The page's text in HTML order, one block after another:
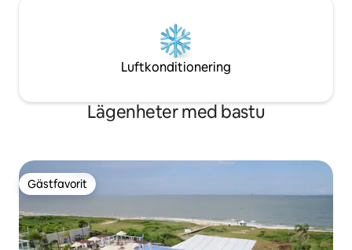
Luftkonditionering
Lägenheter med bastu
Gästfavorit
Gästfavorit